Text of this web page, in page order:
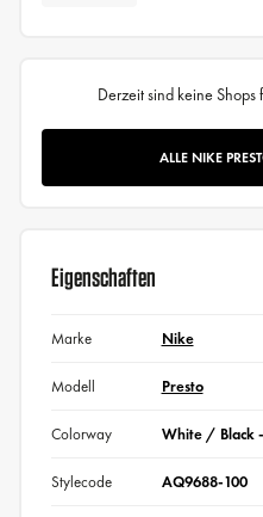
Derzeit sind keine
ALLE NIKE
Eigenschaften
Marke Nike
Modell Presto
Colorway White / Black
Stylecode AQ9688-100